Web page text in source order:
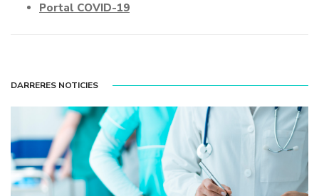
Portal COVID-19
DARRERES NOTICIES